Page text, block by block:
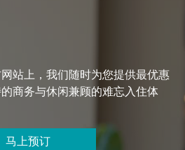
站上，我们随时为您提供最优惠
商务与休闲兼顾的难忘入住体
马上预订